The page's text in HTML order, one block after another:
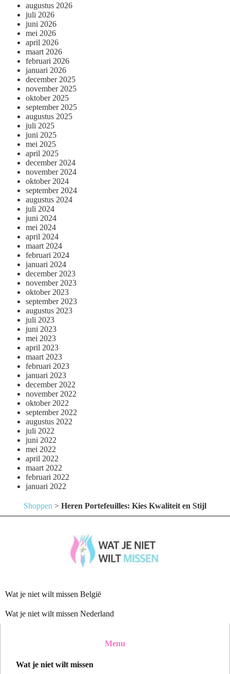
augustus 2026
juli 2026
juni 2026
mei 2026
april 2026
maart 2026
februari 2026
januari 2026
december 2025
november 2025
oktober 2025
september 2025
augustus 2025
juli 2025
juni 2025
mei 2025
april 2025
december 2024
november 2024
oktober 2024
september 2024
augustus 2024
juli 2024
juni 2024
mei 2024
april 2024
maart 2024
februari 2024
januari 2024
december 2023
november 2023
oktober 2023
september 2023
augustus 2023
juli 2023
juni 2023
mei 2023
april 2023
maart 2023
februari 2023
januari 2023
december 2022
november 2022
oktober 2022
september 2022
augustus 2022
juli 2022
juni 2022
mei 2022
april 2022
maart 2022
februari 2022
januari 2022
Shoppen > Heren Portefeuilles: Kies Kwaliteit en Stijl
Wat je niet wilt missen België
Wat je niet wilt missen Nederland
Menu
Wat je niet wilt missen